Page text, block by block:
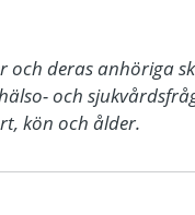
deras anhöriga
och
kön och ålder.